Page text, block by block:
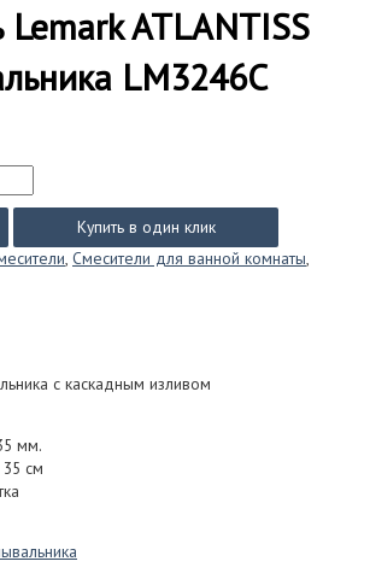
Lemark ATLANTISS
LM3246C
Купить в один клик
, Смесители для ванной комнаты,
с каскадным изливом
мм.
см